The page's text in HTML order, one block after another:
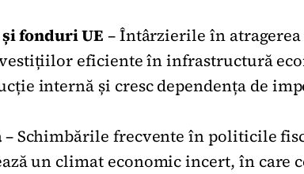
fonduri UE – Întârzierile în
eficiente în infrastructură
internă și cresc dependența de
– Schimbările frecvente în politicile
un climat economic incert, în care